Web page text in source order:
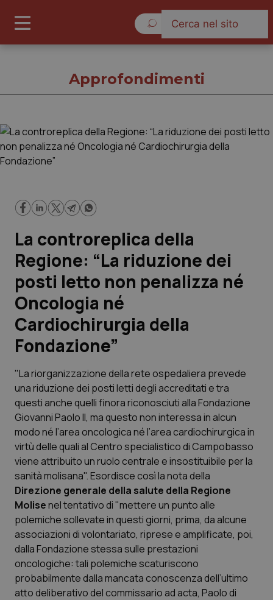
Governo e Parlamento
Regioni e Asl
Lavoro e Professioni
Scienza e Farmaci
Studi e Analisi
Edizioni Regionali
QS Pro
Professionisti Sanitari.AI
Abruzzo
Basilicata
Calabria
Campania
QS Pro Gold
Artrite & artrosi
Asma & BPCO
Car-T
QS Club Newsletter
Approfondimenti
La controreplica della
Regione: “La riduzione dei
posti letto non penalizza né
Oncologia né
Cardiochirurgia della
Fondazione”
"La riorganizzazione della rete ospedaliera prevede
una riduzione dei posti letti degli accreditati e tra
questi anche quelli finora riconosciuti alla Fondazione
Giovanni Paolo II, ma questo non interessa in alcun
modo né l’area oncologica né l’area cardiochirurgica in
virtù delle quali al Centro specialistico di Campobasso
viene attribuito un ruolo centrale e insostituibile per la
sanità molisana". Esordisce così la nota della
Direzione generale della salute della Regione
Molisenel tentativo di "mettere un punto alle
polemiche sollevate in questi giorni, prima, da alcune
associazioni di volontariato, riprese e amplificate, poi,
dalla Fondazione stessa sulle prestazioni
oncologiche: tali polemiche scaturiscono
probabilmente dalla mancata conoscenza dell’ultimo
atto deliberativo del commissario ad acta, Paolo di